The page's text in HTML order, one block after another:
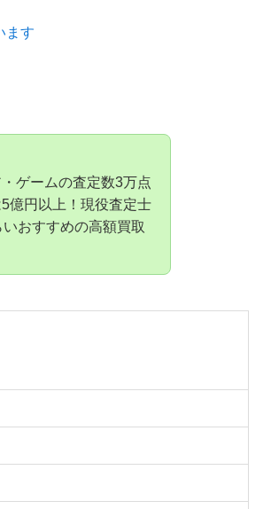
ます
ゲームの査定数3万点
億円以上！現役査定士
おすすめの高額買取